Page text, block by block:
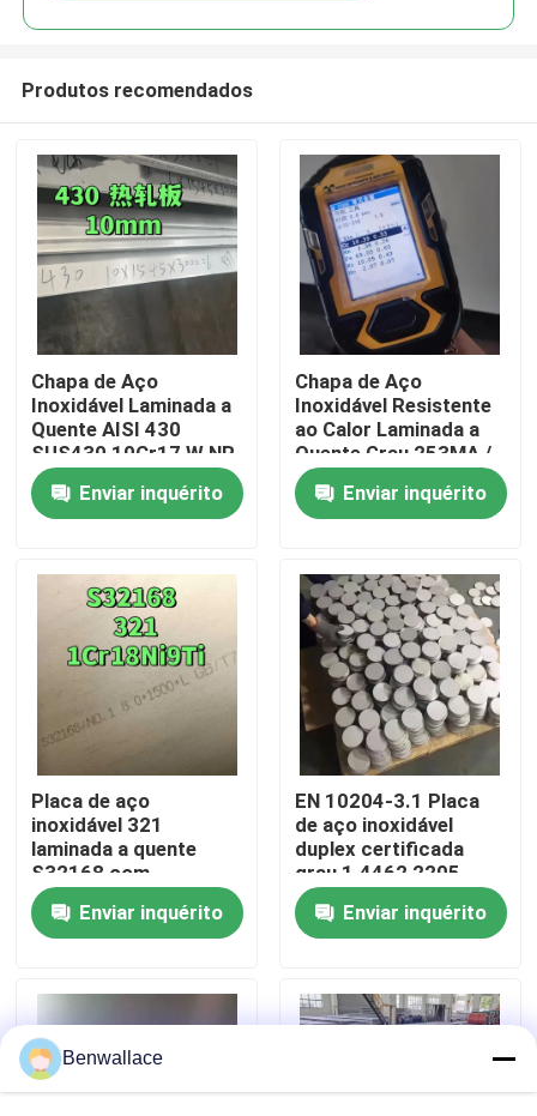
Para casa
Produtos
Vídeos
Sobre nós
Visita à fábrica
Controle de qualidade
Contacte-nos
Casos
Produtos recomendados
Chapa de Aço
Inoxidável Laminada a
Quente AISI 430
SUS430 10Cr17 W.NR
1.4016 Superfície
NO.1 10*1500*6000
Enviar inquérito
Chapa de Aço
Inoxidável Resistente
ao Calor Laminada a
Quente Grau 253MA /
S30815 com
Superfície Decapada
Enviar inquérito
Placa de aço
inoxidável 321
laminada a quente
S32168 com
espessura de 3,0 -
80,0 mm e resistência
à corrosão
Enviar inquérito
EN 10204-3.1 Placa
de aço inoxidável
duplex certificada
grau 1.4462 2205
com técnica laminada
a quenteEnviar inquérito
Benwallace